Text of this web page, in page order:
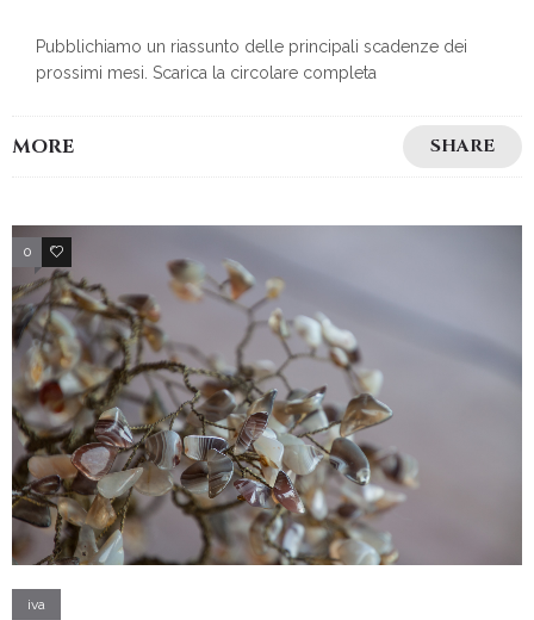
Pubblichiamo un riassunto delle principali scadenze dei
prossimi mesi. Scarica la circolare completa
MORE SHARE
0 2
iva